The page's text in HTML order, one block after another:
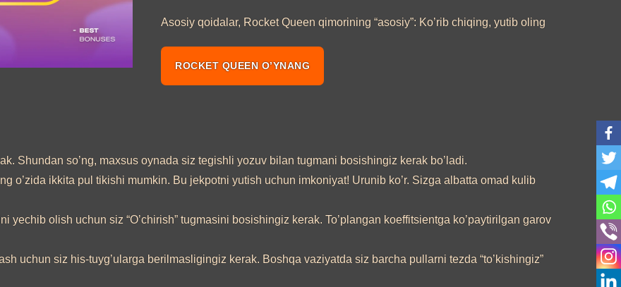
Asosiy qoidalar, Rocket Queen qimorining “asosiy”: Ko’rib chiqing, yutib oling
ROCKET QUEEN O’YNANG
Shundan so’ng, maxsus oynada siz tegishli yozuv bilan tugmani bosishingiz kerak bo’ladi.
o’zida ikkita pul tikishi mumkin. Bu jekpotni yutish uchun imkoniyat! Urunib ko’r. Sizga albatta omad kulib
yechib olish uchun siz “O’chirish” tugmasini bosishingiz kerak. To’plangan koeffitsientga ko’paytirilgan garov
uchun siz his-tuyg’ularga berilmasligingiz kerak. Boshqa vaziyatda siz barcha pullarni tezda “to’kishingiz”